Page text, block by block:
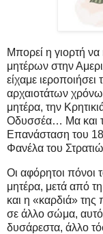
Μπορεί η γιορτή
μητέρων στην
είχαμε
αρχαιοτάτων
μητέρα, την
Οδυσσέα… Μα και
Επανάσταση του
Φανέλα του
Οι αφόρητοι πόνοι
μητέρα, μετά από
και η «καρδιά» της
σε άλλο σώμα,
δυσάρεστα, άλλο